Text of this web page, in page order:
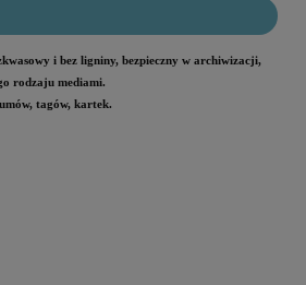
i bez ligniny, bezpieczny w archiwizacji,
rodzaju mediami.
tagów, kartek.